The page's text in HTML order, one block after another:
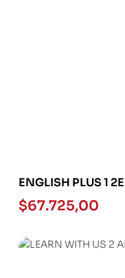
ENGLISH PLUS 1
BOOK
$67.725,00